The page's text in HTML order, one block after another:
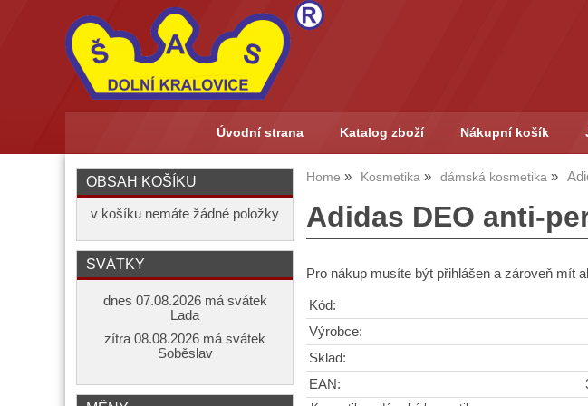
Úvodní strana Katalog zboží Nákupní košík
Home Kosmetika dámská kosmetika
Adidas DEO anti-
Pro nákup musíte být přihlášen a zároveň mít
Kód:
Výrobce:
Sklad:
EAN:
OBSAH KOŠÍKU
v košíku nemáte žádné položky
SVÁTKY
dnes 07.08.2026 má svátek
Lada
zítra 08.08.2026 má svátek
Soběslav